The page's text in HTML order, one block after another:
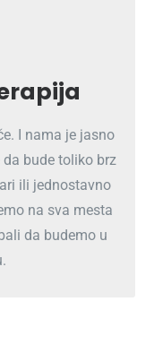
I nama je jasno
bude toliko brz
ili jednostavno
na sva mesta
da budemo u